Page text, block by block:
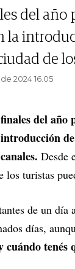
del año
la
de
2024 16.05
finales del año
introducción
canales. Desde
los turistas
de un día
días,
cuándo tenés